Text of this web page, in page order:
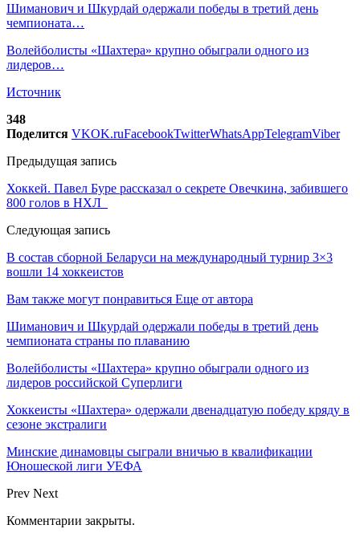
Шиманович и Шкурдай одержали победы в третий день
чемпионата…
Волейболисты «Шахтера» крупно обыграли одного из
лидеров…
Источник
348
Поделится VKOK.ruFacebookTwitterWhatsAppTelegramViber
Предыдущая запись
Хоккей. Павел Буре рассказал о секрете Овечкина, забившего
800 голов в НХЛ
Следующая запись
В состав сборной Беларуси на международный турнир 3×3
вошли 14 хоккеистов
Вам также могут понравиться Еще от автора
Шиманович и Шкурдай одержали победы в третий день
чемпионата страны по плаванию
Волейболисты «Шахтера» крупно обыграли одного из
лидеров российской Суперлиги
Хоккеисты «Шахтера» одержали двенадцатую победу кряду в
сезоне экстралиги
Минские динамовцы сыграли вничью в квалификации
Юношеской лиги УЕФА
Prev Next
Комментарии закрыты.